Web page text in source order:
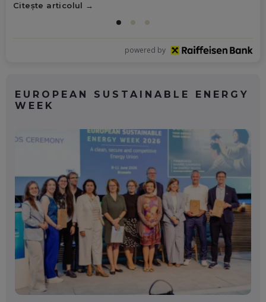
Citește articolul
powered by
EUROPEAN SUSTAINABLE ENERGY
WEEK